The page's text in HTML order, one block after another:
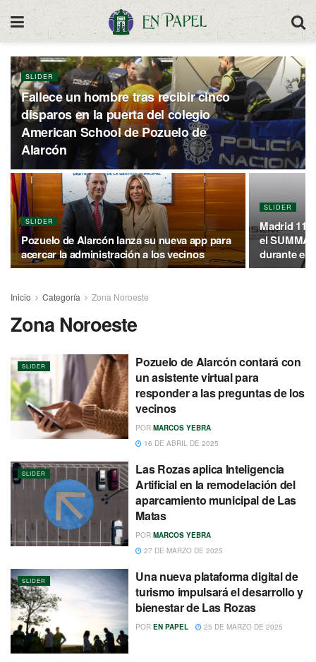
SLIDER
Fallece un hombre tras recibir cinco
disparos en la puerta del colegio
American School de Pozuelo de
Alarcón
SLIDER
Pozuelo de Alarcón lanza su nueva app para
acercar la administración a los vecinos
SLIDER
Madrid 112
el SUMMA
durante el
Inicio Categoría Zona Noroeste
Zona Noroeste
SLIDER
Pozuelo de Alarcón contará con
un asistente virtual para
responder a las preguntas de los
vecinos
POR MARCOS YEBRA
16 DE ABRIL DE 2025
SLIDER
Las Rozas aplica Inteligencia
Artificial en la remodelación del
aparcamiento municipal de Las
Matas
POR MARCOS YEBRA
27 DE MARZO DE 2025
SLIDER
Una nueva plataforma digital de
turismo impulsará el desarrollo y
bienestar de Las Rozas
POR EN PAPEL 25 DE MARZO DE 2025